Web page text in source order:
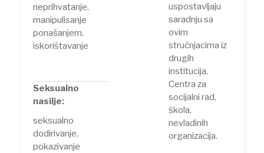
uspostavljaju
saradnju sa
ovim
stručnjacima iz
drugih
institucija,
Centra za
socijalni rad,
škola,
nevladinih
organizacija.
neprihvatanje,
manipulisanje
ponašanjem,
iskorištavanje
Seksualno
nasilje:
seksualno
dodirivanje,
pokazivanje